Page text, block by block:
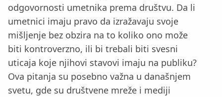
odgovornosti umetnika prema društvu. Da li
umetnici imaju pravo da izražavaju svoje
mišljenje bez obzira na to koliko ono može
biti kontroverzno, ili bi trebali biti svesni
uticaja koje njihovi stavovi imaju na publiku?
Ova pitanja su posebno važna u današnjem
svetu, gde su društvene mreže i mediji